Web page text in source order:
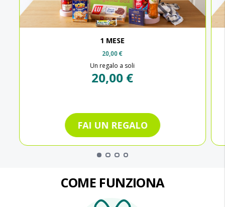
1 MESE
20,00 €
Un regalo a soli
20,00 €
FAI UN REGALO
COME FUNZIONA